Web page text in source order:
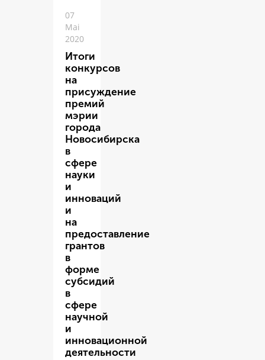
07
Mai
2020
Итоги
конкурсов
на
присуждение
премий
мэрии
города
Новосибирска
в
сфере
науки
и
инноваций
и
на
предоставление
грантов
в
форме
субсидий
в
сфере
научной
и
инновационной
деятельности